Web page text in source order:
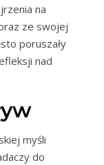
na
ze swojej
poruszały
nad
myśli
do